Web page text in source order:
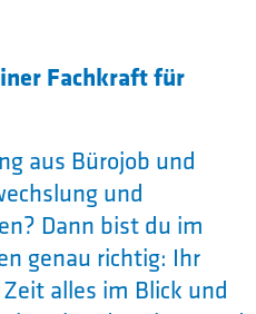
Fachkraft für
aus Bürojob und
und
Dann bist du im
genau richtig: Ihr
alles im Blick und